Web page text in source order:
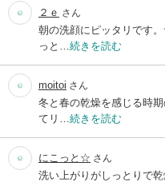
２ｅ さん
朝の洗顔にピッタリです
っと… 続きを読む
moitoi さん
冬と春の乾燥を感じる時
てリ… 続きを読む
にこっと☆ さん
洗い上がりがしっとりで